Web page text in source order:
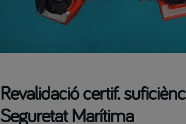
Revalidació certif.
Seguretat Marítima